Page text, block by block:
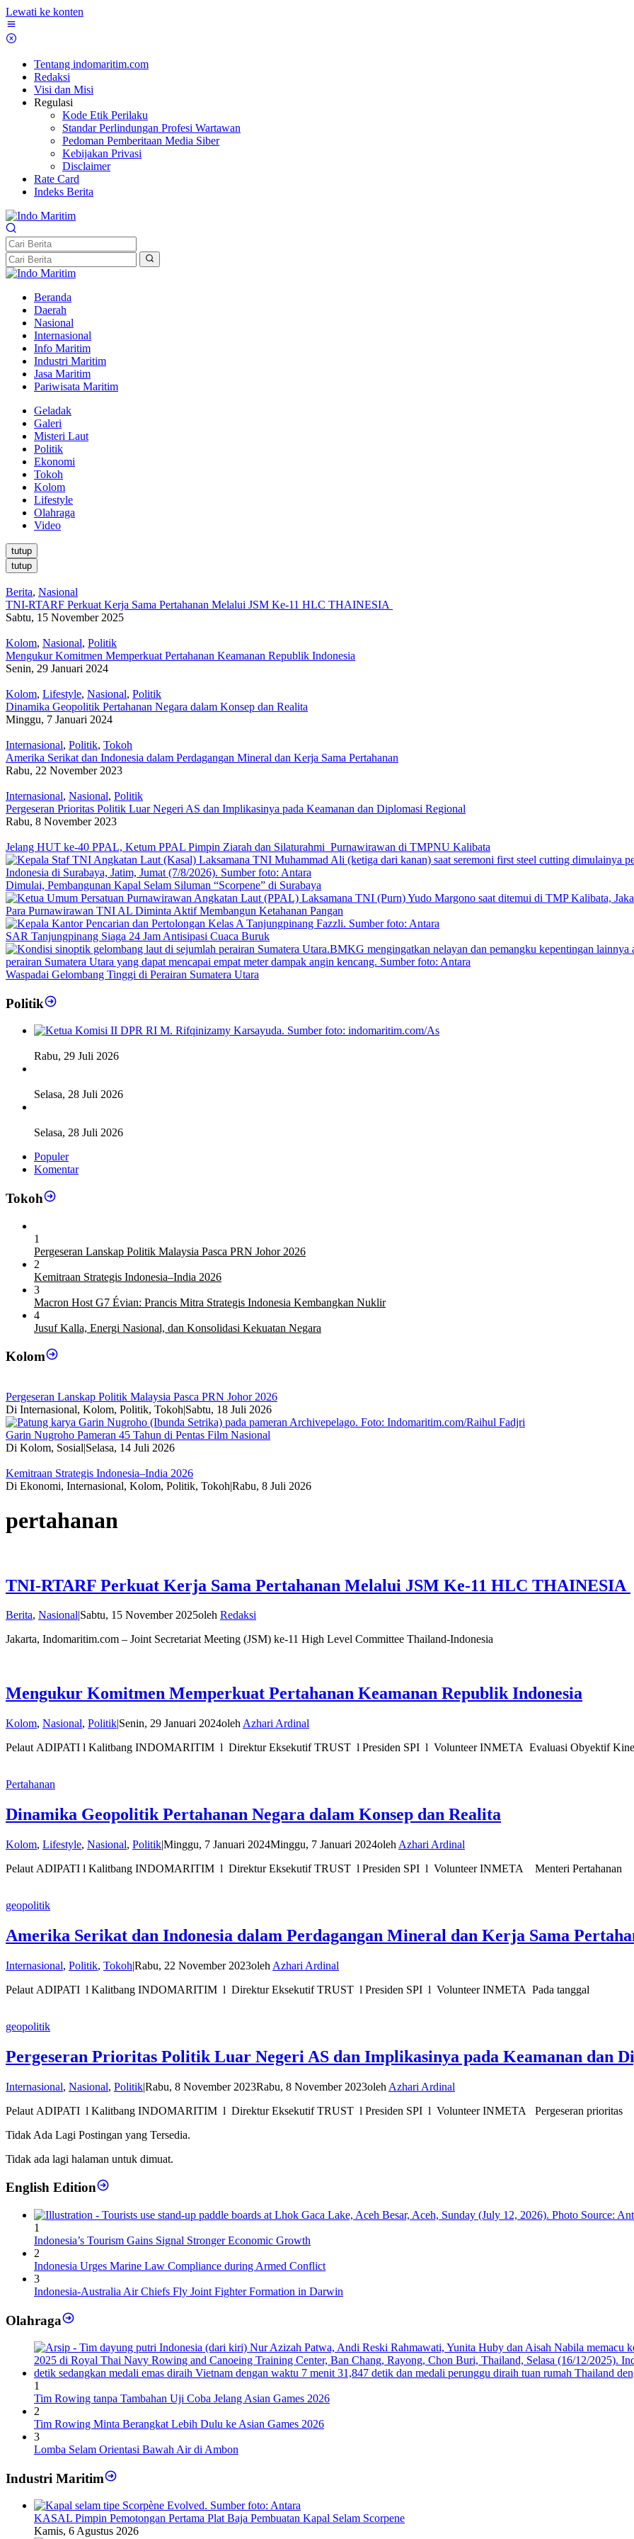
Lewati ke konten
Tentang indomaritim.com
Redaksi
Visi dan Misi
Regulasi
Kode Etik Perilaku
Standar Perlindungan Profesi Wartawan
Pedoman Pemberitaan Media Siber
Kebijakan Privasi
Disclaimer
Rate Card
Indeks Berita
Beranda
Daerah
Nasional
Internasional
Info Maritim
Industri Maritim
Jasa Maritim
Pariwisata Maritim
Geladak
Galeri
Misteri Laut
Politik
Ekonomi
Tokoh
Kolom
Lifestyle
Olahraga
Video
tutup
tutup
Berita, Nasional
TNI-RTARF Perkuat Kerja Sama Pertahanan Melalui JSM Ke-11 HLC THAINESIA
Sabtu, 15 November 2025
Kolom, Nasional, Politik
Mengukur Komitmen Memperkuat Pertahanan Keamanan Republik Indonesia
Senin, 29 Januari 2024
Kolom, Lifestyle, Nasional, Politik
Dinamika Geopolitik Pertahanan Negara dalam Konsep dan Realita
Minggu, 7 Januari 2024
Internasional, Politik, Tokoh
Amerika Serikat dan Indonesia dalam Perdagangan Mineral dan Kerja Sama Pertahanan
Rabu, 22 November 2023
Internasional, Nasional, Politik
Pergeseran Prioritas Politik Luar Negeri AS dan Implikasinya pada Keamanan dan Diplomasi Regional
Rabu, 8 November 2023
Jelang HUT ke-40 PPAL, Ketum PPAL Pimpin Ziarah dan Silaturahmi Purnawirawan di TMPNU Kalibata
Dimulai, Pembangunan Kapal Selam Siluman “Scorpene” di Surabaya
Para Purnawirawan TNI AL Diminta Aktif Membangun Ketahanan Pangan
SAR Tanjungpinang Siaga 24 Jam Antisipasi Cuaca Buruk
Waspadai Gelombang Tinggi di Perairan Sumatera Utara
Politik
Rabu, 29 Juli 2026
Selasa, 28 Juli 2026
Selasa, 28 Juli 2026
Populer
Komentar
Tokoh
1
Pergeseran Lanskap Politik Malaysia Pasca PRN Johor 2026
2
Kemitraan Strategis Indonesia–India 2026
3
Macron Host G7 Évian: Prancis Mitra Strategis Indonesia Kembangkan Nuklir
4
Jusuf Kalla, Energi Nasional, dan Konsolidasi Kekuatan Negara
Kolom
Pergeseran Lanskap Politik Malaysia Pasca PRN Johor 2026
Di Internasional, Kolom, Politik, Tokoh|Sabtu, 18 Juli 2026
Garin Nugroho Pameran 45 Tahun di Pentas Film Nasional
Di Kolom, Sosial|Selasa, 14 Juli 2026
Kemitraan Strategis Indonesia–India 2026
Di Ekonomi, Internasional, Kolom, Politik, Tokoh|Rabu, 8 Juli 2026
pertahanan
TNI-RTARF Perkuat Kerja Sama Pertahanan Melalui JSM Ke-11 HLC THAINESIA
Berita, Nasional Sabtu, 15 November 2025oleh Redaksi
Jakarta, Indomaritim.com – Joint Secretariat Meeting (JSM) ke-11 High Level Committee Thailand-Indonesia
Mengukur Komitmen Memperkuat Pertahanan Keamanan Republik Indonesia
Kolom, Nasional, Politik|Senin, 29 Januari 2024oleh Azhari Ardinal
Pelaut ADIPATI l Kalitbang INDOMARITIM l Direktur Eksekutif TRUST l Presiden SPI l Volunteer INMETA Evaluasi Obyektif
Pertahanan
Dinamika Geopolitik Pertahanan Negara dalam Konsep dan Realita
Kolom, Lifestyle, Nasional, Politik|Minggu, 7 Januari 2024Minggu, 7 Januari 2024oleh Azhari Ardinal
Pelaut ADIPATI l Kalitbang INDOMARITIM l Direktur Eksekutif TRUST l Presiden SPI l Volunteer INMETA Menteri Pertahanan
geopolitik
Amerika Serikat dan Indonesia dalam Perdagangan Mineral dan Kerja Sama
Internasional, Politik, Tokoh|Rabu, 22 November 2023oleh Azhari Ardinal
Pelaut ADIPATI l Kalitbang INDOMARITIM l Direktur Eksekutif TRUST l Presiden SPI l Volunteer INMETA Pada tanggal
geopolitik
Pergeseran Prioritas Politik Luar Negeri AS dan Implikasinya pada Keamanan dan
Internasional, Nasional, Politik|Rabu, 8 November 2023Rabu, 8 November 2023oleh Azhari Ardinal
Pelaut ADIPATI l Kalitbang INDOMARITIM l Direktur Eksekutif TRUST l Presiden SPI l Volunteer INMETA Pergeseran prioritas
Tidak Ada Lagi Postingan yang Tersedia.
Tidak ada lagi halaman untuk dimuat.
English Edition
1
Indonesia’s Tourism Gains Signal Stronger Economic Growth
2
Indonesia Urges Marine Law Compliance during Armed Conflict
3
Indonesia-Australia Air Chiefs Fly Joint Fighter Formation in Darwin
Olahraga
1
Tim Rowing tanpa Tambahan Uji Coba Jelang Asian Games 2026
2
Tim Rowing Minta Berangkat Lebih Dulu ke Asian Games 2026
3
Lomba Selam Orientasi Bawah Air di Ambon
Industri Maritim
KASAL Pimpin Pemotongan Pertama Plat Baja Pembuatan Kapal Selam Scorpene
Kamis, 6 Agustus 2026